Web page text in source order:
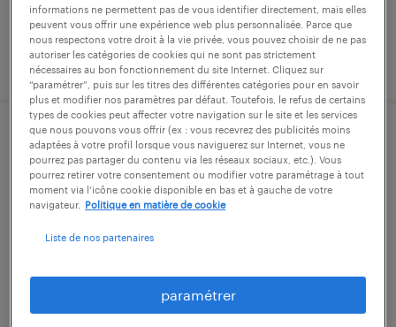
publié le 6 août 2026
cariste (f/h)
douai, nord
intérim
12,34 € par heure
informations ne permettent pas de vous identifier directement, mais elles
peuvent vous offrir une expérience web plus personnalisée. Parce que
nous respectons votre droit à la vie privée, vous pouvez choisir de ne pas
autoriser les catégories de cookies qui ne sont pas strictement
nécessaires au bon fonctionnement du site Internet. Cliquez sur
“paramétrer”, puis sur les titres des différentes catégories pour en savoir
plus et modifier nos paramètres par défaut. Toutefois, le refus de certains
types de cookies peut affecter votre navigation sur le site et les services
que nous pouvons vous offrir (ex : vous recevrez des publicités moins
adaptées à votre profil lorsque vous naviguerez sur Internet, vous ne
pourrez pas partager du contenu via les réseaux sociaux, etc.). Vous
pourrez retirer votre consentement ou modifier votre paramétrage à tout
moment via l’icône cookie disponible en bas et à gauche de votre
navigateur.
Politique en matière de cookie
Liste de nos partenaires
paramétrer